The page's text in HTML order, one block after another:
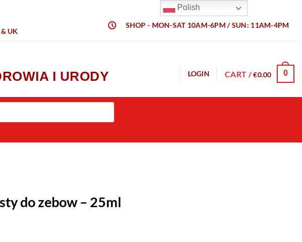
& UK
SHOP - MON-SAT 10AM-6PM / SUN: 11AM-4PM
I URODY LOGIN CART /€0.00 0
do zebow – 25ml
Polish